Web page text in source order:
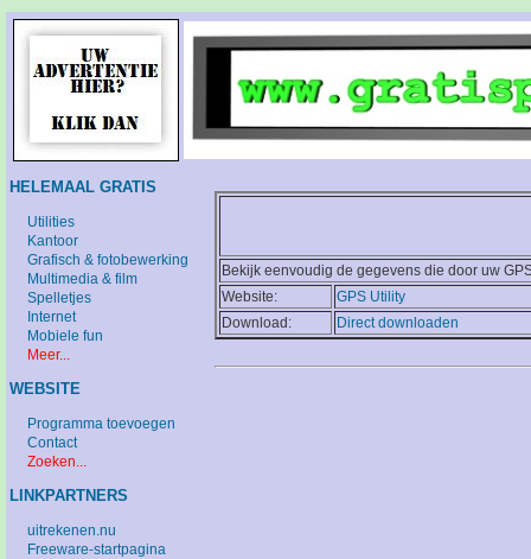
Bekijk eenvoudig de gegevens die door uw
Website:
GPS Utility
Download:
Direct downloaden
HELEMAAL GRATIS
Utilities
Kantoor
Grafisch & fotobewerking
Multimedia & film
Spelletjes
Internet
Mobiele fun
Meer...
WEBSITE
Programma toevoegen
Contact
Zoeken...
LINKPARTNERS
uitrekenen.nu
Freeware-startpagina